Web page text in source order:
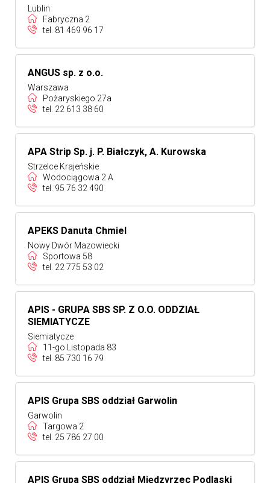
Lublin
Fabryczna 2
tel. 81 469 96 17
ANGUS sp. z o.o.
Warszawa
Pożaryskiego 27a
tel. 22 613 38 60
APA Strip Sp. j. P. Białczyk, A. Kurowska
Strzelce Krajeńskie
Wodociągowa 2 A
tel. 95 76 32 490
APEKS Danuta Chmiel
Nowy Dwór Mazowiecki
Sportowa 58
tel. 22 775 53 02
APIS - GRUPA SBS SP. Z O.O. ODDZIAŁ
SIEMIATYCZE
Siemiatycze
11-go Listopada 83
tel. 85 730 16 79
APIS Grupa SBS oddział Garwolin
Garwolin
Targowa 2
tel. 25 786 27 00
APIS Grupa SBS oddział Międzyrzec Podlaski